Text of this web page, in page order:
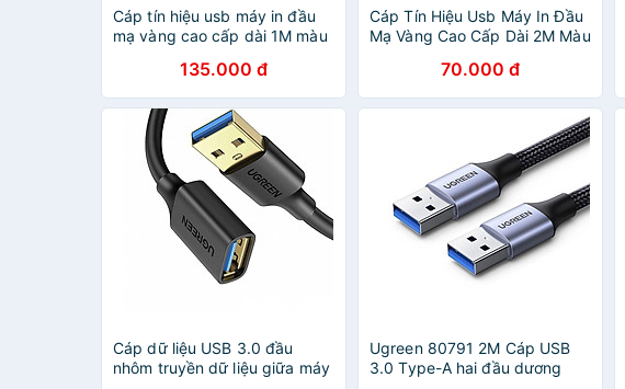
Cáp tín hiệu usb máy in đầu
mạ vàng cao cấp dài 1M màu
USB20846Us135 Hàng chính
hãng
135.000 đ
Cáp Tín Hiệu Usb Máy In Đầu
Mạ Vàng Cao Cấp Dài 2M Màu
Hàng Chính Hãng
70.000 đ
Cáp dữ liệu USB 3.0 đầu
nhôm truyền dữ liệu giữa máy
Ugreen 80791 2M Cáp USB
3.0 Type-A hai đầu dương